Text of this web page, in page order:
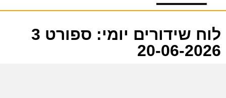
לוח שידורים יומי: ספורט 3
20-06-2026